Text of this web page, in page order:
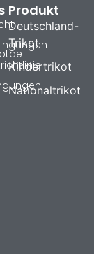
Produkt
Deutschland-
Trikot
Kindertrikot
Nationaltrikot